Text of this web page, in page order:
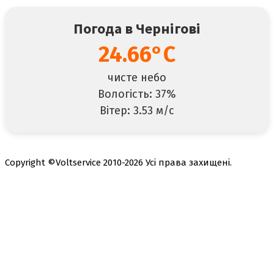
Погода в Чернігові
24.66°C
чисте небо
Вологість: 37%
Вітер: 3.53 м/с
Copyright ©Voltservice 2010-2026 Усі права захищені.